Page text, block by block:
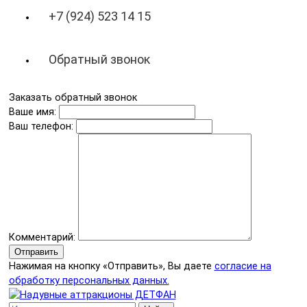
+7 (924) 523 14 15
Обратный звонок
Заказать обратный звонок
Ваше имя:
Ваш телефон:
Комментарий:
Отправить
Нажимая на кнопку «Отправить», Вы даете согласие на
обработку персональных данных.